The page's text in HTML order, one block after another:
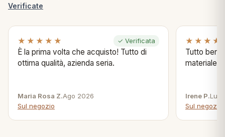
Verificate
★★★★★ ✓ Verificata
È la prima volta che acquisto! Tutto di
ottima qualità, azienda seria.
Maria Rosa Z.Ago 2026
Sul negozio
Tutto bene
materiale .
Irene P.Lug
Sul negozio